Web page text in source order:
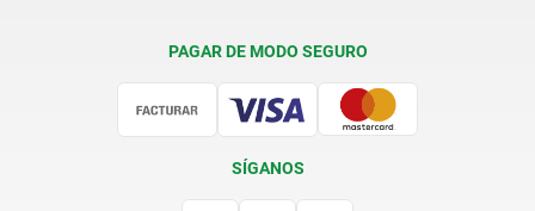
PAGAR DE MODO SEGURO
SÍGANOS